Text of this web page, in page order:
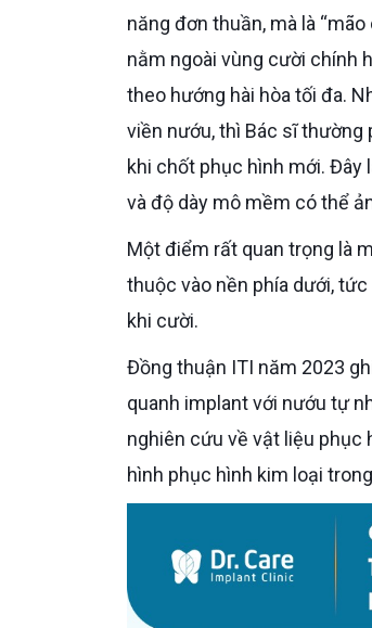
năng đơn thuần, mà là
nằm ngoài vùng cười chính
theo hướng hài hòa tối đa.
viền nướu, thì Bác sĩ
khi chốt phục hình mới. Đây
và độ dày mô mềm có thể
Một điểm rất quan trọng là màu sắc vùng răng trước không chỉ nằm ở lớp sứ bên ngoài. Nó còn phụ
thuộc vào nền phía dưới,
khi cười.
Đồng thuận ITI năm 2023 ghi nhận độ dày mô mềm có thể ảnh hưởng đến độ hòa hợp màu sắc của mô
quanh implant với nướu tự
nghiên cứu về vật liệu
hình phục hình kim loại